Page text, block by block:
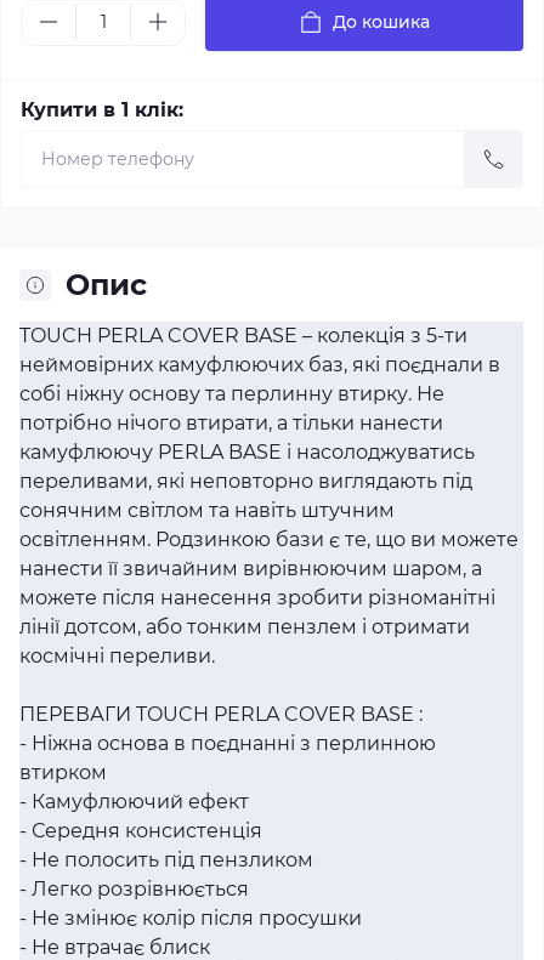
До кошика
Купити в 1 клік:
Опис
TOUCH PERLA COVER BASE – колекція з 5-ти
неймовірних камуфлюючих баз, які поєднали в
собі ніжну основу та перлинну втирку. Не
потрібно нічого втирати, а тільки нанести
камуфлюючу PERLA BASE і насолоджуватись
переливами, які неповторно виглядають під
сонячним світлом та навіть штучним
освітленням. Родзинкою бази є те, що ви можете
нанести її звичайним вирівнюючим шаром, а
можете після нанесення зробити різноманітні
лінії дотсом, або тонким пензлем і отримати
космічні переливи.
ПЕРЕВАГИ TOUCH PERLA COVER BASE :
- Ніжна основа в поєднанні з перлинною
втирком
- Камуфлюючий ефект
- Середня консистенція
- Не полосить під пензликом
- Легко розрівнюється
- Не змінює колір після просушки
- Не втрачає блиск